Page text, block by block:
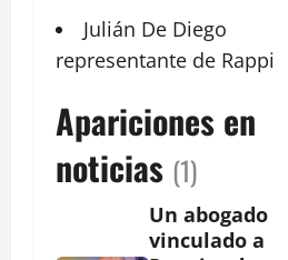
Julián De Diego
representante de Rappi
Apariciones en
noticias (1)
Un abogado
vinculado a